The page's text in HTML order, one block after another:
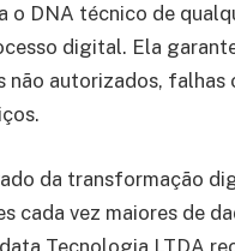
o DNA técnico de
digital. Ela
autorizados, falhas
da transformação
cada vez maiores de
Tecnologia LTDA